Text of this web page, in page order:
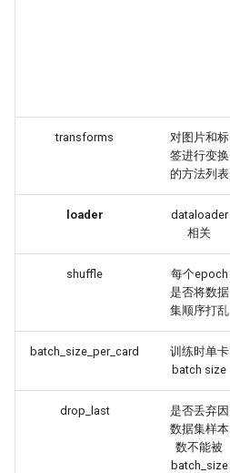
transforms
对图片和标
签进行变换
的方法列表
loader
dataloader
相关
shuffle
每个epoch
是否将数据
集顺序打乱
batch_size_per_card
训练时单卡
batch size
drop_last
是否丢弃因
数据集样本
数不能被
batch_size